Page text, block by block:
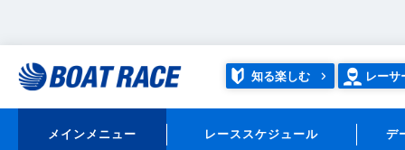
知る楽しむ レーサ
メインメニュー レーススケジュール デ